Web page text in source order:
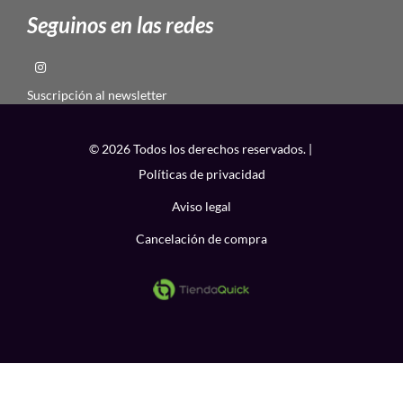
Seguinos en las redes
Suscripción al newsletter
© 2026 Todos los derechos reservados. |
Políticas de privacidad
Aviso legal
Cancelación de compra